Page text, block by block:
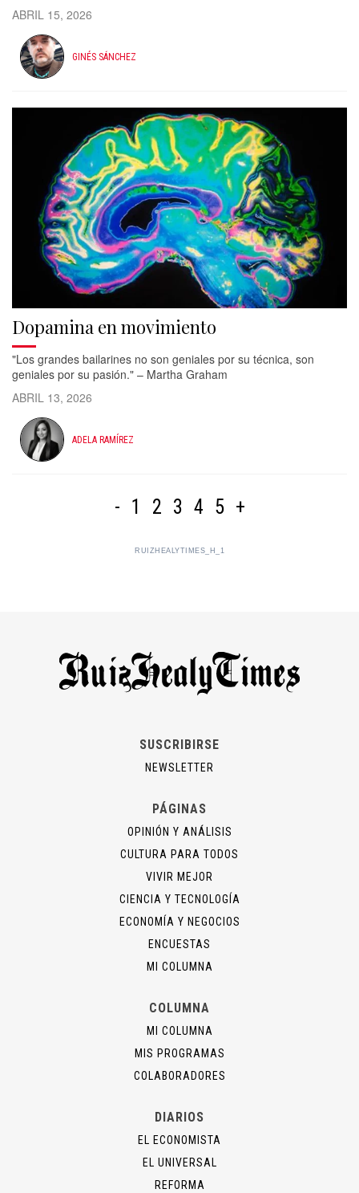
ABRIL 15, 2026
GINÉS SÁNCHEZ
Dopamina en movimiento
"Los grandes bailarines no son geniales por su técnica, son
geniales por su pasión." – Martha Graham
ABRIL 13, 2026
ADELA RAMÍREZ
- 1 2 3 4 5 +
RUIZHEALYTIMES_H_1
SUSCRIBIRSE
NEWSLETTER
PÁGINAS
OPINIÓN Y ANÁLISIS
CULTURA PARA TODOS
VIVIR MEJOR
CIENCIA Y TECNOLOGÍA
ECONOMÍA Y NEGOCIOS
ENCUESTAS
MI COLUMNA
COLUMNA
MI COLUMNA
MIS PROGRAMAS
COLABORADORES
DIARIOS
EL ECONOMISTA
EL UNIVERSAL
REFORMA